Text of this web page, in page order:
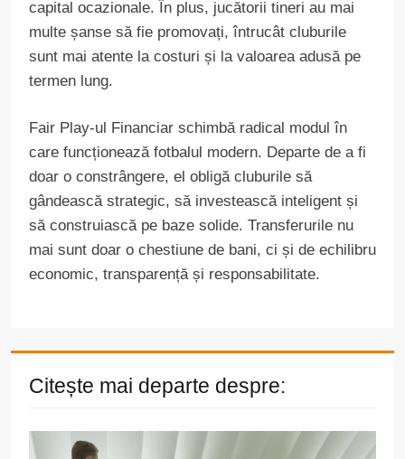
capital ocazionale. În plus, jucătorii tineri au mai
multe șanse să fie promovați, întrucât cluburile
sunt mai atente la costuri și la valoarea adusă pe
termen lung.
Fair Play-ul Financiar schimbă radical modul în
care funcționează fotbalul modern. Departe de a fi
doar o constrângere, el obligă cluburile să
gândească strategic, să investească inteligent și
să construiască pe baze solide. Transferurile nu
mai sunt doar o chestiune de bani, ci și de echilibru
economic, transparență și responsabilitate.
Citește mai departe despre: